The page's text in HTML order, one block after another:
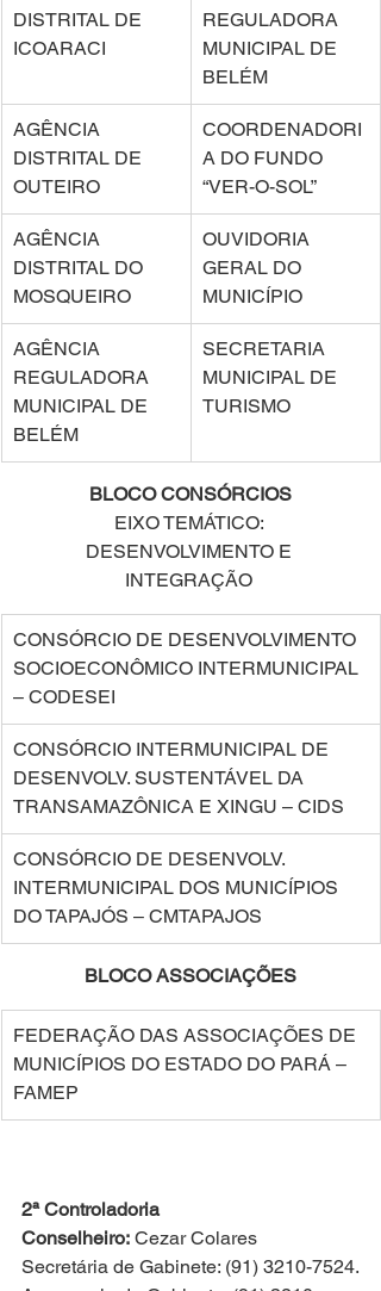
DISTRITAL DE
ICOARACI
REGULADORA
MUNICIPAL DE
BELÉM
AGÊNCIA
DISTRITAL DE
OUTEIRO
COORDENADORI
A DO FUNDO
“VER-O-SOL”
AGÊNCIA
DISTRITAL DO
MOSQUEIRO
OUVIDORIA
GERAL DO
MUNICÍPIO
AGÊNCIA
REGULADORA
MUNICIPAL DE
BELÉM
SECRETARIA
MUNICIPAL DE
TURISMO
BLOCO CONSÓRCIOS
EIXO TEMÁTICO:
DESENVOLVIMENTO E
INTEGRAÇÃO
CONSÓRCIO DE DESENVOLVIMENTO
SOCIOECONÔMICO INTERMUNICIPAL
– CODESEI
CONSÓRCIO INTERMUNICIPAL DE
DESENVOLV. SUSTENTÁVEL DA
TRANSAMAZÔNICA E XINGU – CIDS
CONSÓRCIO DE DESENVOLV.
INTERMUNICIPAL DOS MUNICÍPIOS
DO TAPAJÓS – CMTAPAJOS
BLOCO ASSOCIAÇÕES
FEDERAÇÃO DAS ASSOCIAÇÕES DE
MUNICÍPIOS DO ESTADO DO PARÁ –
FAMEP
2ª Controladoria
Conselheiro: Cezar Colares
Secretária de Gabinete: (91) 3210-7524.